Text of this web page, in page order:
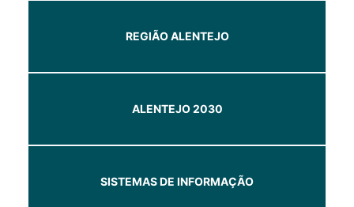
REGIÃO ALENTEJO
ALENTEJO 2030
SISTEMAS DE INFORMAÇÃO